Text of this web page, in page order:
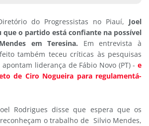
do Progressistas no Piauí, Joel
que o partido está confiante na possível
em Teresina. Em entrevista à
também teceu críticas às pesquisas
liderança de Fábio Novo (PT) - e
de Ciro Nogueira para regulamentá-
Rodrigues disse que espera que os
o trabalho de Silvio Mendes,